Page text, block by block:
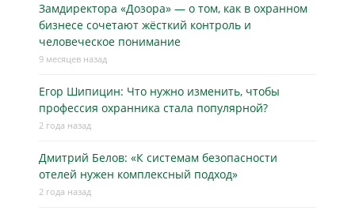
Замдиректора «Дозора» — о том, как в охранном
бизнесe сочетают жёсткий контроль и
человеческое понимание
9 месяцев назад
Егор Шипицин: Что нужно изменить, чтобы
профессия охранника стала популярной?
2 года назад
Дмитрий Белов: «К системам безопасности
отелей нужен комплексный подход»
2 года назад